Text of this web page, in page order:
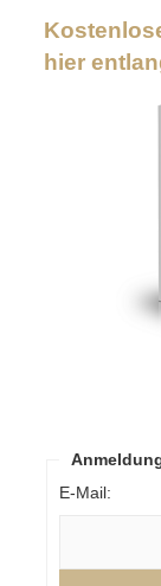
hier
E-Mail: